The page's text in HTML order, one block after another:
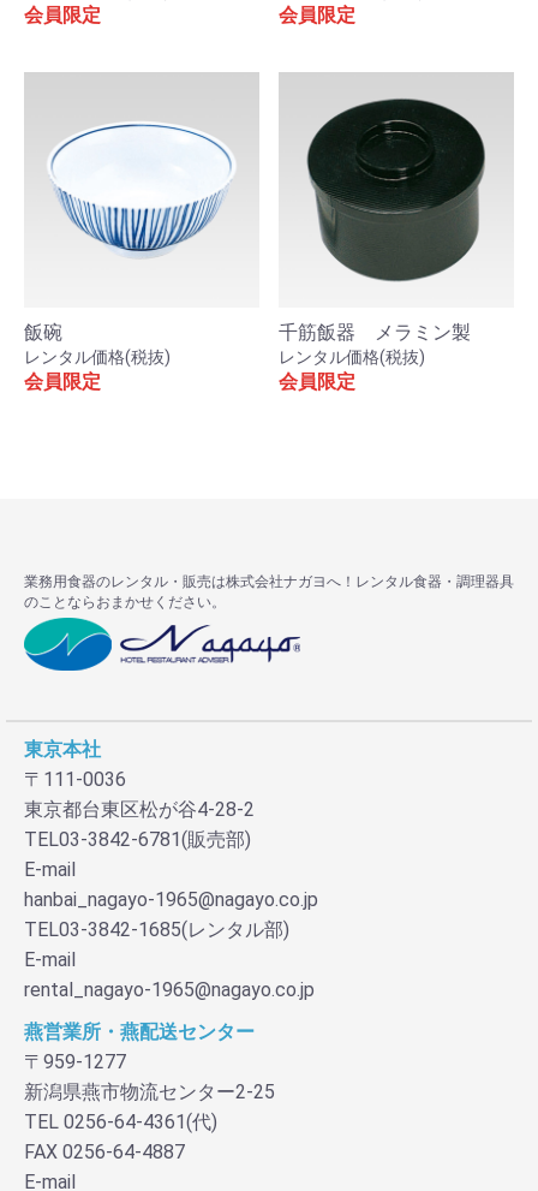
カートへ進む
会員限定 会員限定
飯碗
レンタル価格(税抜)
会員限定
千筋飯器 メラミン製
レンタル価格(税抜)
会員限定
業務用食器のレンタル・販売は株式会社ナガヨへ！レンタル食器・調理器具
のことならおまかせください。
東京本社
〒111-0036
東京都台東区松が谷4-28-2
TEL03-3842-6781(販売部)
E-mail
hanbai_nagayo-1965@nagayo.co.jp
TEL03-3842-1685(レンタル部)
E-mail
rental_nagayo-1965@nagayo.co.jp
燕営業所・燕配送センター
〒959-1277
新潟県燕市物流センター2-25
TEL 0256-64-4361(代)
FAX 0256-64-4887
E-mail